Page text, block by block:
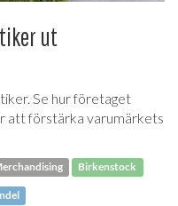
ut
Se hur företaget
att förstärka varumärkets
Birkenstock